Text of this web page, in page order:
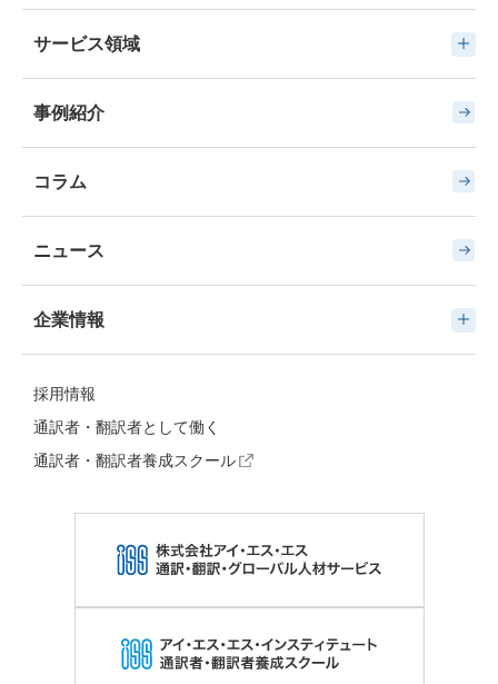
サービス領域
事例紹介
コラム
ニュース
企業情報
採用情報
通訳者・翻訳者として働く
通訳者・翻訳者養成スクール